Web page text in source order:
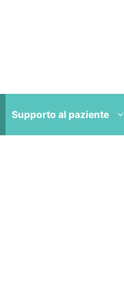
Supporto al paziente